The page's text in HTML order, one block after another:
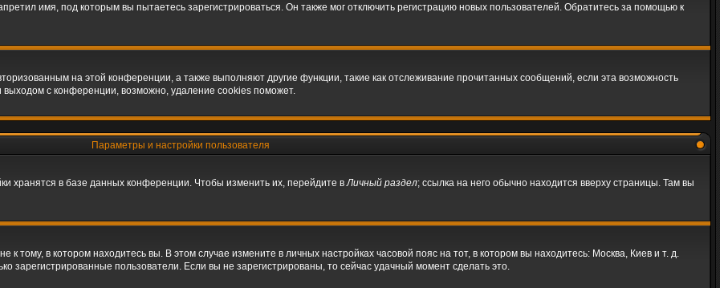
имя, под которым вы пытаетесь зарегистрироваться. Он также мог отключить регистрацию новых пользователей. Обратитесь за помощью к
на этой конференции, а также выполняют другие функции, такие как отслеживание прочитанных сообщений, если эта возможность
с конференции, возможно, удаление cookies поможет.
Параметры и настройки пользователя
хранятся в базе данных конференции. Чтобы изменить их, перейдите вЛичный раздел; ссылка на него обычно находится вверху страницы. Там вы
тому, в котором находитесь вы. В этом случае измените в личных настройках часовой пояс на тот, в котором вы находитесь: Москва, Киев и т. д.
зарегистрированные пользователи. Если вы не зарегистрированы, то сейчас удачный момент сделать это.